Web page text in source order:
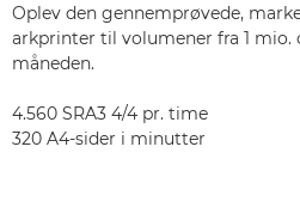
Oplev den gennemprøvede,
arkprinter til volumener fra 1 mio.
måneden.
4.560 SRA3 4/4 pr. time
320 A4-sider i minutter